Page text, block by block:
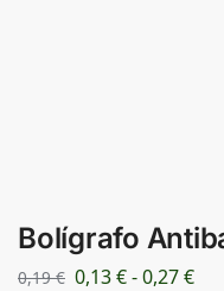
Bolígrafo
0,19€ 0,13€-0,27€